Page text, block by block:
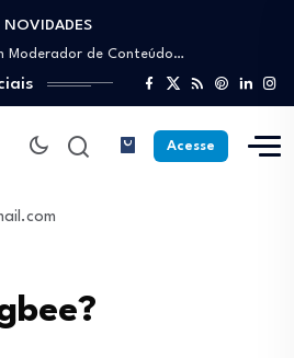
NOVIDADES
Estoquista: O guia para…
Moderador de Conteúdo…
de Sucesso trabalhando…
Particulares Online e viver…
Solar: Como entrar no mercado…
Estoquista: O guia para…
Moderador de Conteúdo…
de Sucesso trabalhando…
Acesse